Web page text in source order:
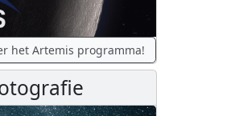
het Artemis programma!